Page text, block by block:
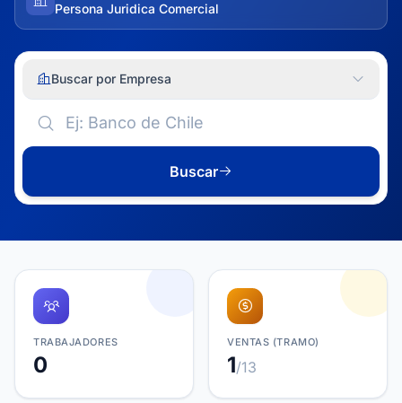
Persona Juridica Comercial
Buscar por Empresa
Buscar
TRABAJADORES
0
VENTAS (TRAMO)
1/13